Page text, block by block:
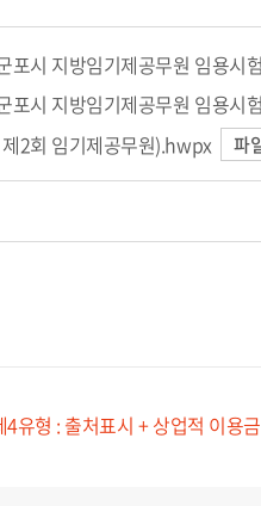
시 지방임기제공무원 임용시
시 지방임기제공무원 임용시
2회 임기제공무원).hwpx 파
4유형 : 출처표시 + 상업적 이용